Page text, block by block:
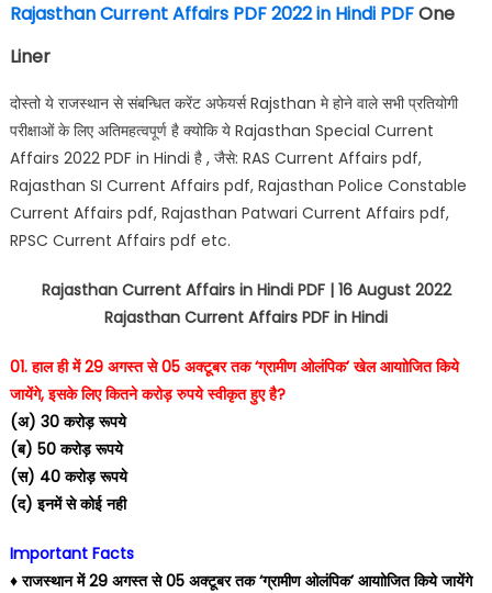
Rajasthan Current Affairs PDF 2022 in Hindi PDFOne
Liner
दोस्तो ये राजस्थान से संबन्धित करेंट अफेयर्स Rajsthan मे होने वाले सभी प्रतियोगी
परीक्षाओं के लिए अतिमहत्वपूर्ण है क्योकि ये Rajasthan Special Current
Affairs 2022 PDF in Hindi है , जैसे: RAS Current Affairs pdf,
Rajasthan SI Current Affairs pdf, Rajasthan Police Constable
Current Affairs pdf, Rajasthan Patwari Current Affairs pdf,
RPSC Current Affairs pdf etc.
Rajasthan Current Affairs in Hindi PDF | 16 August 2022
Rajasthan Current Affairs PDF in Hindi
01. हाल ही में 29 अगस्‍त से 05 अक्टूबर तक ‘ग्रामीण ओलंपिक’ खेल आयाोजित किये
जायेंगे, इसके लिए कितने करोड़ रुपये स्वीकृत हुए है?
(अ) 30 करोड़ रूपये
(ब) 50 करोड़ रूपये
(स) 40 करोड़ रूपये
(द) इनमें से कोई नही
Important Facts
♦️ राजस्‍थान में 29 अगस्‍त से 05 अक्टूबर तक ‘ग्रामीण ओलंपिक’ आयाोजित किये जायेंगे